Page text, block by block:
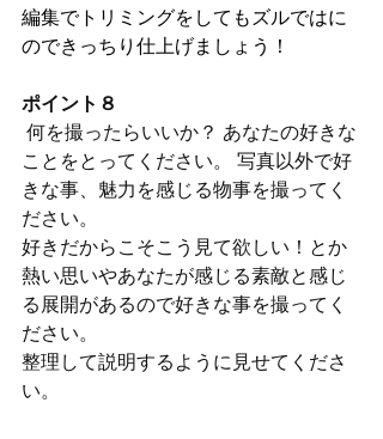
編集でトリミングをしてもズルではに
のできっちり仕上げましょう！
ポイント８
ことをとってください。 写真以外で好
きな事、魅力を感じる物事を撮ってく
ださい。
好きだからこそこう見て欲しい！とか
熱い思いやあなたが感じる素敵と感じ
る展開があるので好きな事を撮ってく
ださい。
整理して説明するように見せてくださ
い。